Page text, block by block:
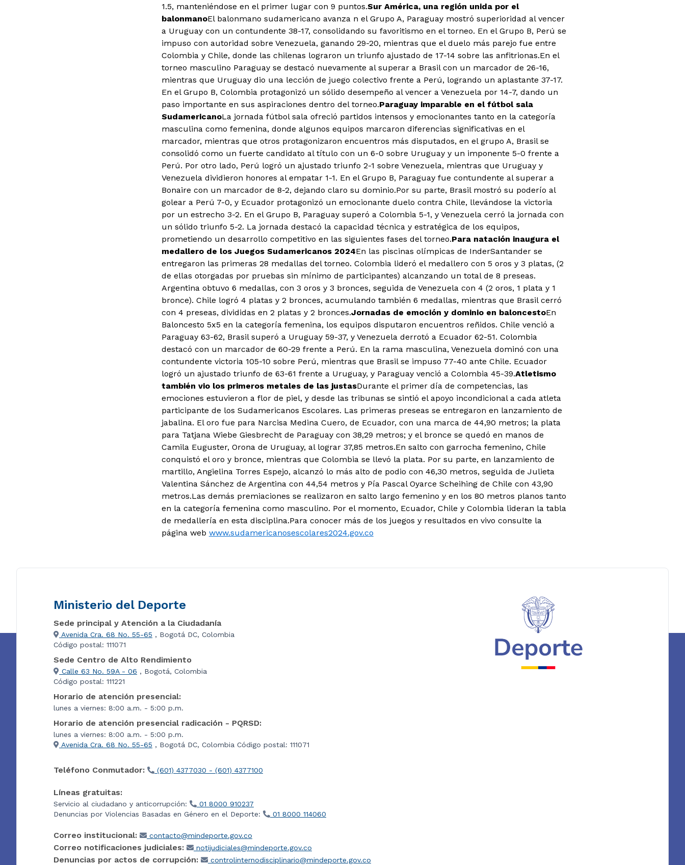
1.5, manteniéndose en el primer lugar con 9 puntos.Sur América, una región unida por el
balonmanoEl balonmano sudamericano avanza n el Grupo A, Paraguay mostró superioridad al vencer
a Uruguay con un contundente 38-17, consolidando su favoritismo en el torneo. En el Grupo B, Perú se
impuso con autoridad sobre Venezuela, ganando 29-20, mientras que el duelo más parejo fue entre
Colombia y Chile, donde las chilenas lograron un triunfo ajustado de 17-14 sobre las anfitrionas.En el
torneo masculino Paraguay se destacó nuevamente al superar a Brasil con un marcador de 26-16,
mientras que Uruguay dio una lección de juego colectivo frente a Perú, logrando un aplastante 37-17.
En el Grupo B, Colombia protagonizó un sólido desempeño al vencer a Venezuela por 14-7, dando un
paso importante en sus aspiraciones dentro del torneo.Paraguay imparable en el fútbol sala
SudamericanoLa jornada fútbol sala ofreció partidos intensos y emocionantes tanto en la categoría
masculina como femenina, donde algunos equipos marcaron diferencias significativas en el
marcador, mientras que otros protagonizaron encuentros más disputados, en el grupo A, Brasil se
consolidó como un fuerte candidato al título con un 6-0 sobre Uruguay y un imponente 5-0 frente a
Perú. Por otro lado, Perú logró un ajustado triunfo 2-1 sobre Venezuela, mientras que Uruguay y
Venezuela dividieron honores al empatar 1-1. En el Grupo B, Paraguay fue contundente al superar a
Bonaire con un marcador de 8-2, dejando claro su dominio.Por su parte, Brasil mostró su poderío al
golear a Perú 7-0, y Ecuador protagonizó un emocionante duelo contra Chile, llevándose la victoria
por un estrecho 3-2. En el Grupo B, Paraguay superó a Colombia 5-1, y Venezuela cerró la jornada con
un sólido triunfo 5-2. La jornada destacó la capacidad técnica y estratégica de los equipos,
prometiendo un desarrollo competitivo en las siguientes fases del torneo.Para natación inaugura el
medallero de los Juegos Sudamericanos 2024En las piscinas olímpicas de InderSantander se
entregaron las primeras 28 medallas del torneo. Colombia lideró el medallero con 5 oros y 3 platas, (2
de ellas otorgadas por pruebas sin mínimo de participantes) alcanzando un total de 8 preseas.
Argentina obtuvo 6 medallas, con 3 oros y 3 bronces, seguida de Venezuela con 4 (2 oros, 1 plata y 1
bronce). Chile logró 4 platas y 2 bronces, acumulando también 6 medallas, mientras que Brasil cerró
con 4 preseas, divididas en 2 platas y 2 bronces.Jornadas de emoción y dominio en baloncestoEn
Baloncesto 5x5 en la categoría femenina, los equipos disputaron encuentros reñidos. Chile venció a
Paraguay 63-62, Brasil superó a Uruguay 59-37, y Venezuela derrotó a Ecuador 62-51. Colombia
destacó con un marcador de 60-29 frente a Perú. En la rama masculina, Venezuela dominó con una
contundente victoria 105-10 sobre Perú, mientras que Brasil se impuso 77-40 ante Chile. Ecuador
logró un ajustado triunfo de 63-61 frente a Uruguay, y Paraguay venció a Colombia 45-39.Atletismo
también vio los primeros metales de las justasDurante el primer día de competencias, las
emociones estuvieron a flor de piel, y desde las tribunas se sintió el apoyo incondicional a cada atleta
participante de los Sudamericanos Escolares. Las primeras preseas se entregaron en lanzamiento de
jabalina. El oro fue para Narcisa Medina Cuero, de Ecuador, con una marca de 44,90 metros; la plata
para Tatjana Wiebe Giesbrecht de Paraguay con 38,29 metros; y el bronce se quedó en manos de
Camila Euguster, Orona de Uruguay, al lograr 37,85 metros.En salto con garrocha femenino, Chile
conquistó el oro y bronce, mientras que Colombia se llevó la plata. Por su parte, en lanzamiento de
martillo, Angielina Torres Espejo, alcanzó lo más alto de podio con 46,30 metros, seguida de Julieta
Valentina Sánchez de Argentina con 44,54 metros y Pía Pascal Oyarce Scheihing de Chile con 43,90
metros.Las demás premiaciones se realizaron en salto largo femenino y en los 80 metros planos tanto
en la categoría femenina como masculino. Por el momento, Ecuador, Chile y Colombia lideran la tabla
de medallería en esta disciplina.Para conocer más de los juegos y resultados en vivo consulte la
página web www.sudamericanosescolares2024.gov.co
Ministerio del Deporte
Sede principal y Atención a la Ciudadanía
Avenida Cra. 68 No. 55-65 , Bogotá DC, Colombia
Código postal: 111071
Sede Centro de Alto Rendimiento
Calle 63 No. 59A - 06 , Bogotá, Colombia
Código postal: 111221
Horario de atención presencial:
lunes a viernes: 8:00 a.m. - 5:00 p.m.
Horario de atención presencial radicación - PQRSD:
lunes a viernes: 8:00 a.m. - 5:00 p.m.
Avenida Cra. 68 No. 55-65 , Bogotá DC, Colombia Código postal: 111071
Teléfono Conmutador: (601) 4377030 - (601) 4377100
Líneas gratuitas:
Servicio al ciudadano y anticorrupción:
01 8000 910237
Denuncias por Violencias Basadas en Género en el Deporte:
01 8000 114060
Correo institucional: contacto@mindeporte.gov.co
Correo notificaciones judiciales: notijudiciales@mindeporte.gov.co
Denuncias por actos de corrupción: controlinternodisciplinario@mindeporte.gov.co